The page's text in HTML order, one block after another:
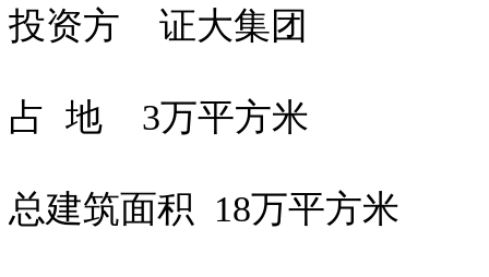
投资方 证大集团
占 地 3万平方米
总建筑面积 18万平方米